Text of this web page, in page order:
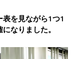
を見ながら1つ1
なりました。